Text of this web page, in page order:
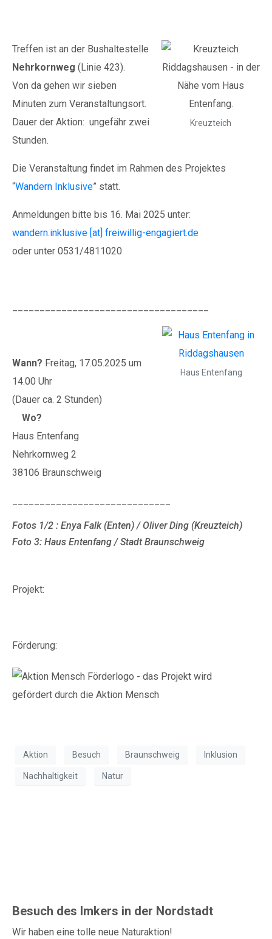
Kreuzteich
Treffen ist an der Bushaltestelle
Nehrkornweg (Linie 423).
Von da gehen wir sieben
Minuten zum Veranstaltungsort.
Dauer der Aktion: ungefähr zwei
Stunden.
Die Veranstaltung findet im Rahmen des Projektes
“Wandern Inklusive” statt.
Anmeldungen bitte bis 16. Mai 2025 unter:
wandern.inklusive [at] freiwillig-engagiert.de
oder unter 0531/4811020
Haus Entenfang
Wann? Freitag, 17.05.2025 um
14.00 Uhr
(Dauer ca. 2 Stunden)
Wo?
Haus Entenfang
Nehrkornweg 2
38106 Braunschweig
Fotos 1/2 : Enya Falk (Enten) / Oliver Ding (Kreuzteich)
Foto 3: Haus Entenfang / Stadt Braunschweig
Projekt:
Förderung:
Aktion Besuch Braunschweig Inklusion
Nachhaltigkeit Natur
Besuch des Imkers in der Nordstadt
Wir haben eine tolle neue Naturaktion!